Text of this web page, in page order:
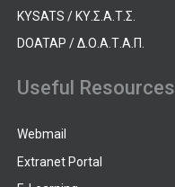
KYSATS / ΚΥ.Σ.Α.Τ.Σ.
DOATAP / Δ.Ο.Α.Τ.Α.Π.
Useful Resources
Webmail
Extranet Portal